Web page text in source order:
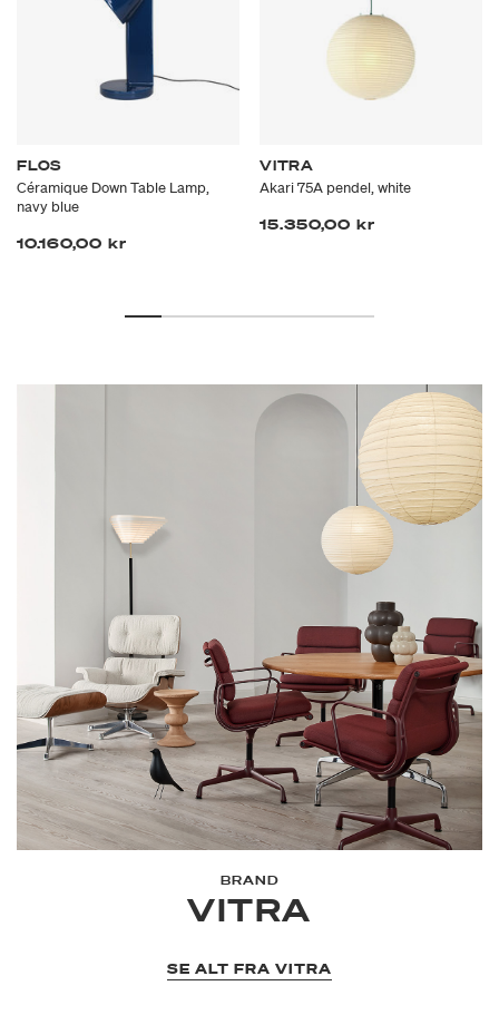
FLOS
Céramique Down Table Lamp,
navy blue
10.160,00 kr
VITRA
Akari 75A pendel, white
15.350,00 kr
BRAND
VITRA
SE ALT FRA VITRA